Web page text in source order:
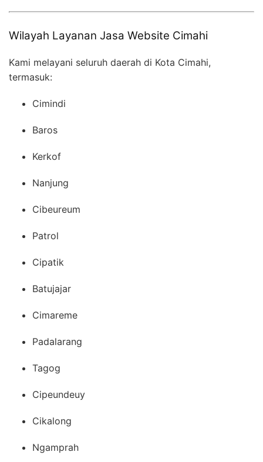
Wilayah Layanan Jasa Website Cimahi
Kami melayani seluruh daerah di Kota Cimahi,
termasuk:
Cimindi
Baros
Kerkof
Nanjung
Cibeureum
Patrol
Cipatik
Batujajar
Cimareme
Padalarang
Tagog
Cipeundeuy
Cikalong
Ngamprah